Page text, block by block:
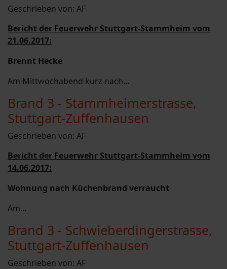
Geschrieben von: AF
Bericht der Feuerwehr Stuttgart-Stammheim vom
21.06.2017:
Brennt Hecke
Am Mittwochabend kurz nach...
Brand 3 - Stammheimerstrasse,
Stuttgart-Zuffenhausen
Geschrieben von: AF
Bericht der Feuerwehr Stuttgart-Stammheim vom
14.06.2017:
Wohnung nach Küchenbrand verraucht
Am...
Brand 3 - Schwieberdingerstrasse,
Stuttgart-Zuffenhausen
Geschrieben von: AF